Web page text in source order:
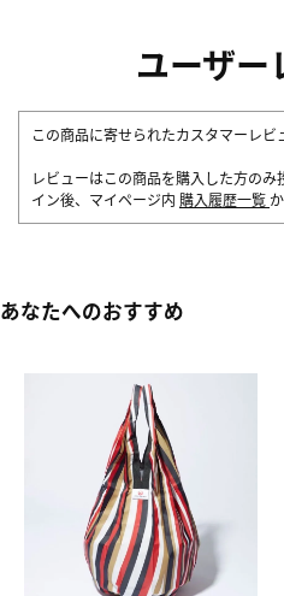
ユーザー
この商品に寄せられたカスタマーレビ
レビューはこの商品を購入した方の
イン後、マイページ内 購入履歴一覧
あなたへのおすすめ